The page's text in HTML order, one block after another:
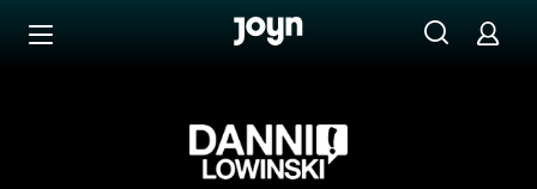
Zum Inhalt springen
Haussklavin